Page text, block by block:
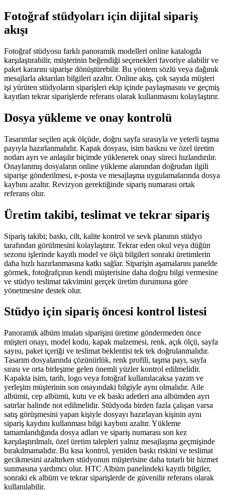
Fotoğraf stüdyoları için dijital sipariş
akışı
Fotoğraf stüdyosu farklı panoramik modelleri online katalogda
karşılaştırabilir, müşterinin beğendiği seçenekleri favoriye alabilir ve
paket kararını siparişe dönüştürebilir. Bu yöntem sözlü veya dağınık
mesajlarla aktarılan bilgileri azaltır. Online akış, çok sayıda müşteri
işi yürüten stüdyoların siparişleri ekip içinde paylaşmasını ve geçmiş
kayıtları tekrar siparişlerde referans olarak kullanmasını kolaylaştırır.
Dosya yükleme ve onay kontrolü
Tasarımlar seçilen açık ölçüde, doğru sayfa sırasıyla ve yeterli taşma
payıyla hazırlanmalıdır. Kapak dosyası, isim baskısı ve özel üretim
notları ayrı ve anlaşılır biçimde yüklenerek onay süreci hızlandırılır.
Onaylanmış dosyaların online yükleme alanından doğrudan ilgili
siparişe gönderilmesi, e-posta ve mesajlaşma uygulamalarında dosya
kaybını azaltır. Revizyon gerektiğinde sipariş numarası ortak
referans olur.
Üretim takibi, teslimat ve tekrar sipariş
Sipariş takibi; baskı, cilt, kalite kontrol ve sevk planının stüdyo
tarafından görülmesini kolaylaştırır. Tekrar eden okul veya düğün
sezonu işlerinde kayıtlı model ve ölçü bilgileri sonraki üretimlerin
daha hızlı hazırlanmasına katkı sağlar. Siparişin aşamalarını panelde
görmek, fotoğrafçının kendi müşterisine daha doğru bilgi vermesine
ve stüdyo teslimat takvimini gerçek üretim durumuna göre
yönetmesine destek olur.
Stüdyo için sipariş öncesi kontrol listesi
Panoramik albüm imalatı siparişini üretime göndermeden önce
müşteri onayı, model kodu, kapak malzemesi, renk, açık ölçü, sayfa
sayısı, paket içeriği ve teslimat beklentisi tek tek doğrulanmalıdır.
Tasarım dosyalarında çözünürlük, renk profili, taşma payı, sayfa
sırası ve orta birleşime gelen önemli yüzler kontrol edilmelidir.
Kapakta isim, tarih, logo veya fotoğraf kullanılacaksa yazım ve
yerleşim müşterinin son onayındaki bilgiyle aynı olmalıdır. Aile
albümü, cep albümü, kutu ve ek baskı adetleri ana albümden ayrı
satırlar halinde not edilmelidir. Stüdyoda birden fazla çalışan varsa
satış görüşmesini yapan kişiyle dosyayı hazırlayan kişinin aynı
sipariş kaydını kullanması bilgi kaybını azaltır. Yükleme
tamamlandığında dosya adları ve sipariş numarası son kez
karşılaştırılmalı, özel üretim talepleri yalnız mesajlaşma geçmişinde
bırakılmamalıdır. Bu kısa kontrol, yeniden baskı riskini ve teslimat
gecikmesini azaltırken stüdyonun müşterisine daha tutarlı bir hizmet
sunmasına yardımcı olur. HTC Albüm panelindeki kayıtlı bilgiler,
sonraki ek albüm ve tekrar siparişlerde de güvenilir referans olarak
kullanılabilir.